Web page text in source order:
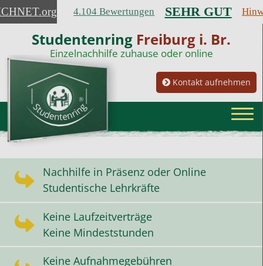
.org 4.104 Bewertungen SEHR GUT
Studentenring Freiburg i. Br.
Einzelnachhilfe zuhause oder online
Kontakt aufnehmen
Nachhilfe in Präsenz oder Online
Studentische Lehrkräfte
Keine Laufzeitverträge
Keine Mindeststunden
Keine Aufnahmegebühren